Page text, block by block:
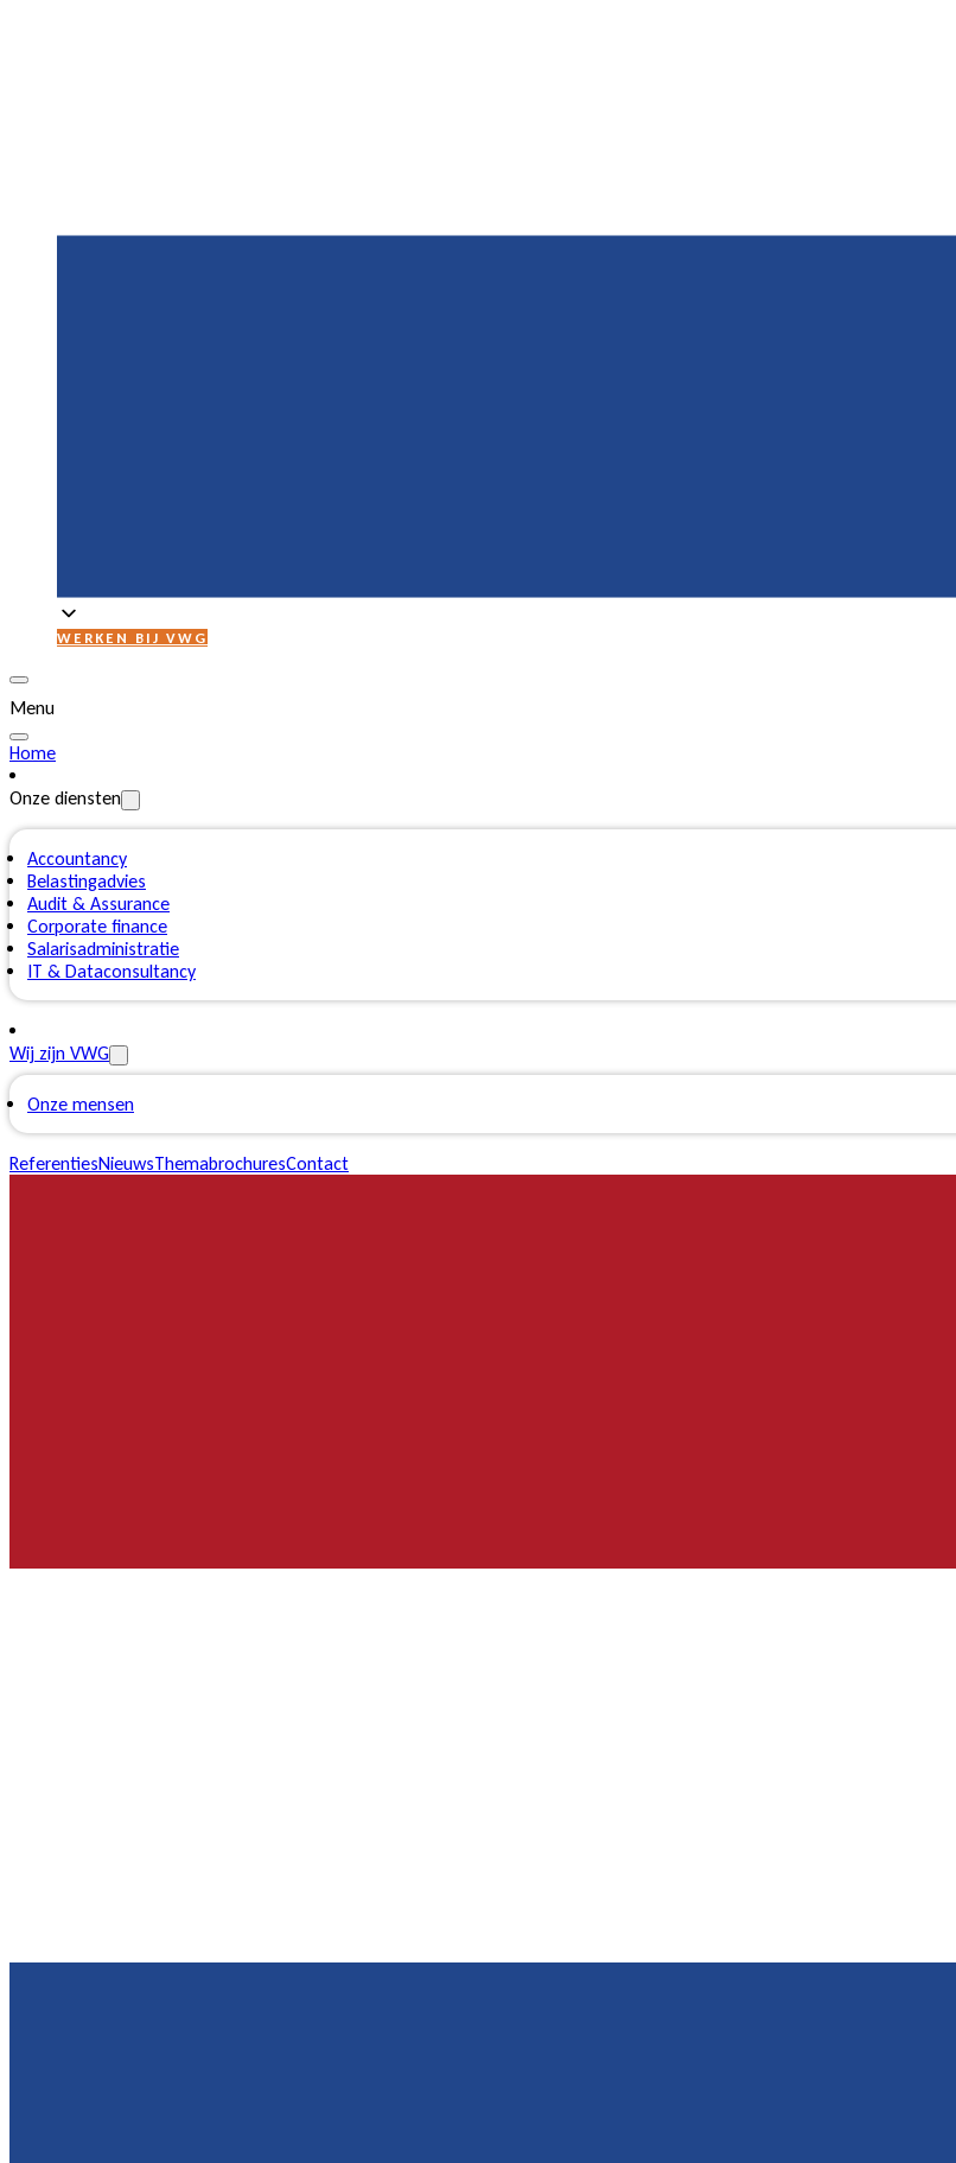
WERKEN BIJ VWG
Menu
Home
Onze diensten
Accountancy
Belastingadvies
Audit & Assurance
Corporate finance
Salarisadministratie
IT & Dataconsultancy
Wij zijn VWG
Onze mensen
ReferentiesNieuwsThemabrochuresContact